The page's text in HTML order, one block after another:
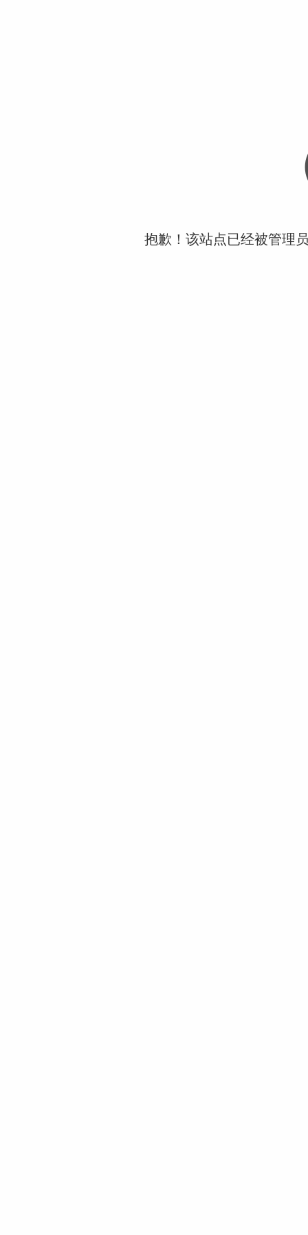
抱歉！该站点已经被管理